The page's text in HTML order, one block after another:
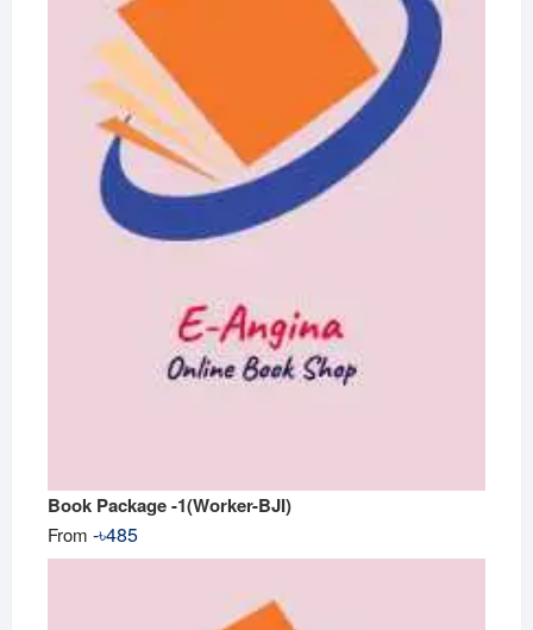
Book Package -1(Worker-BJI)
From -৳485